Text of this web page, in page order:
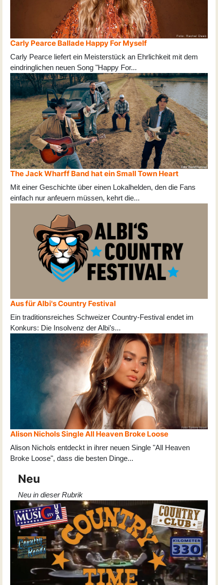
Carly Pearce Ballade Happy For Myself
Carly Pearce liefert ein Meisterstück an Ehrlichkeit mit dem
eindringlichen neuen Song "Happy For...
The Jack Wharff Band hat ein Small Town Heart
Mit einer Geschichte über einen Lokalhelden, den die Fans
einfach nur anfeuern müssen, kehrt die...
Aus für Albi's Country Festival
Ein traditionsreiches Schweizer Country-Festival endet im
Konkurs: Die Insolvenz der Albi’s...
Alison Nichols Single All Heaven Broke Loose
Alison Nichols entdeckt in ihrer neuen Single "All Heaven
Broke Loose", dass die besten Dinge...
Neu
Neu in dieser Rubrik